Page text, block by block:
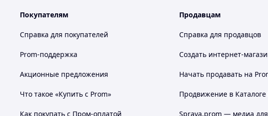
Покупателям
Справка для покупателей
Prom-поддержка
Акционные предложения
Что такое «Купить с Prom»
Как покупать с Пром-оплатой
Продавцам
Справка для продавцов
Создать интернет-
Начать продавать на
Продвижение в Каталоге
Sprava.prom — медиа для